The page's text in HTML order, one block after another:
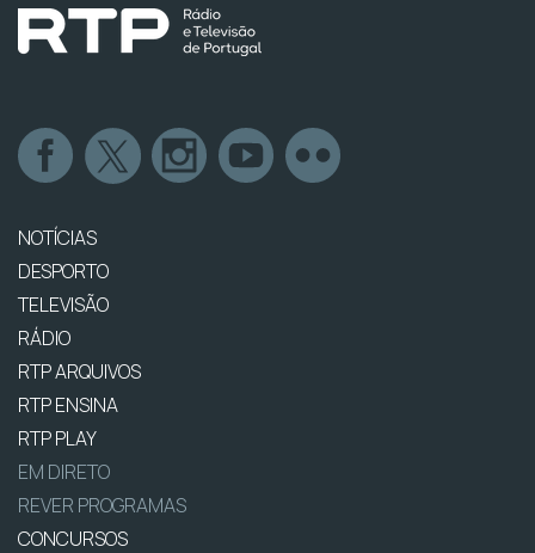
NOTÍCIAS
DESPORTO
TELEVISÃO
RÁDIO
RTP ARQUIVOS
RTP ENSINA
RTP PLAY
EM DIRETO
REVER PROGRAMAS
CONCURSOS